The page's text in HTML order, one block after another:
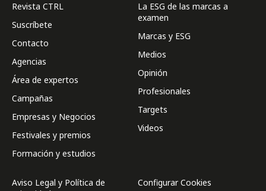
Revista CTRL
Suscríbete
Contacto
Agencias
Área de expertos
Campañas
Empresas y Negocios
Festivales y premios
Formación y estudios
La ESG de las marcas a
examen
Marcas y ESG
Medios
Opinión
Profesionales
Targets
Videos
Aviso Legal y Política de
Configurar Cookies